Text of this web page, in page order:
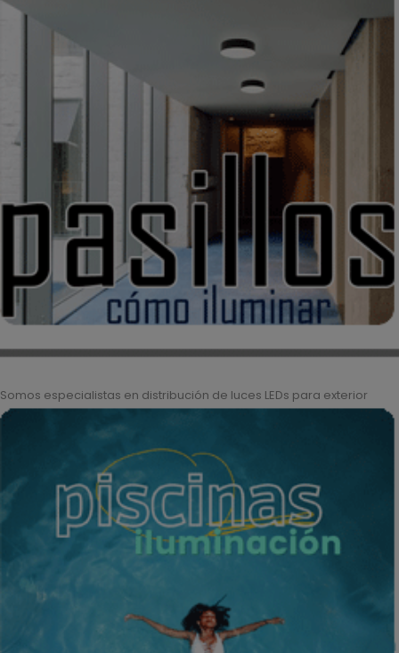
Somos especialistas en distribución de luces LEDs para exterior